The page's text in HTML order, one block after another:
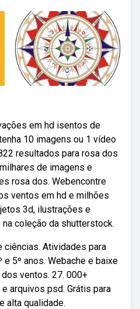
em hd isentos de
10 imagens ou 1 vídeo
resultados para rosa dos
de imagens e
rosa dos. Webencontre
ventos em hd e milhões
3d, ilustrações e
coleção da shutterstock.
Atividades para
e 5º anos. Webache e baixe
ventos. 27. 000+
arquivos psd. Grátis para
alta qualidade.